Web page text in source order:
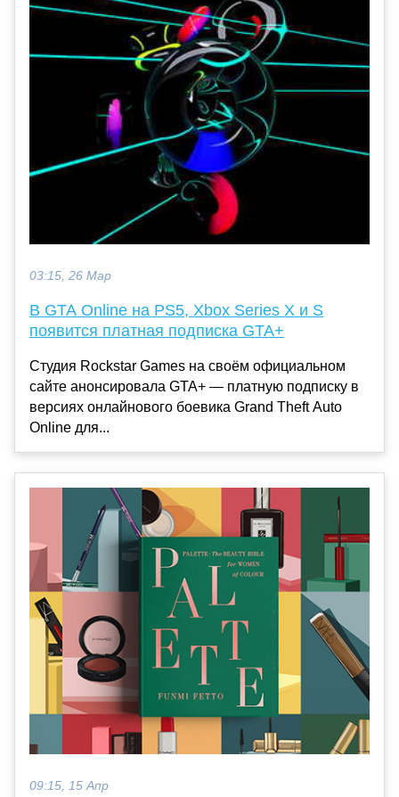
03:15, 26 Мар
В GTA Online на PS5, Xbox Series X и S
появится платная подписка GTA+
Студия Rockstar Games на своём официальном
сайте анонсировала GTA+ — платную подписку в
версиях онлайнового боевика Grand Theft Auto
Online для...
09:15, 15 Апр